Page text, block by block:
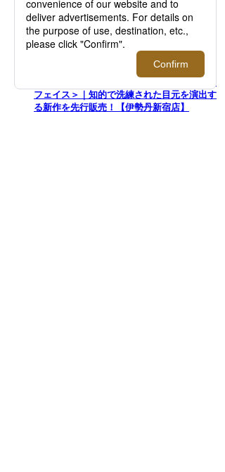
フェイス＞｜知的で洗練された目元を演出す
る新作を先行販売！【伊勢丹新宿店】